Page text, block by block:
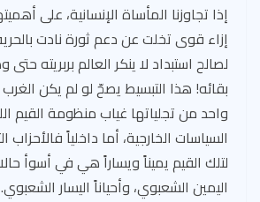
إذا تجاوزنا المأساة الإنسانية، على
إزاء قوى تخلت عن دعم ثورة نادت
لصالح استبداد لا ينكر العالم بربريته
بقائه! هذا التبسيط يصحّ لو لم يكن
واحد من تجلياتها غياب منظومة القيم
السياسات الخارجية، أما داخلياً فالأحزاب
لتلك القيم يميناً ويساراً هي في أسوأ
اليمين الشعبوي، وأحياناً اليسار الشعبوي.